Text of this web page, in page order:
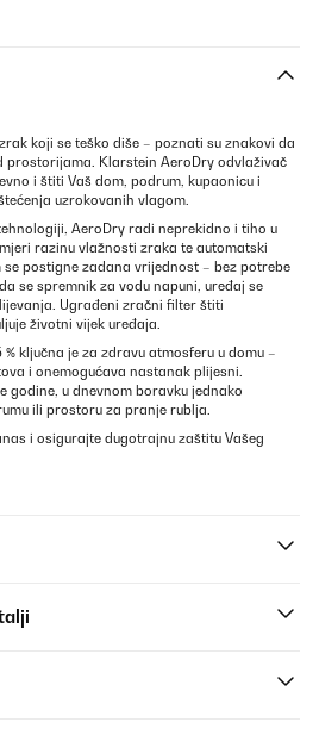
koji se teško diše – poznati su znakovi da
prostorijama. Klarstein AeroDry odvlaživač
i štiti Vaš dom, podrum, kupaonicu i
uzrokovanih vlagom.
AeroDry radi neprekidno i tiho u
razinu vlažnosti zraka te automatski
se postigne zadana vrijednost – bez potrebe
se spremnik za vodu napuni, uređaj se
Ugrađeni zračni filter štiti
životni vijek uređaja.
ključna je za zdravu atmosferu u domu –
i onemogućava nastanak plijesni.
godine, u dnevnom boravku jednako
ili prostoru za pranje rublja.
i osigurajte dugotrajnu zaštitu Vašeg